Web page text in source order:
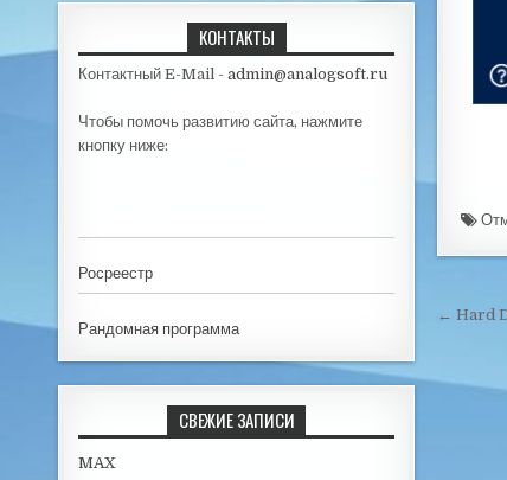
← Hard
КОНТАКТЫ
Контактный E-Mail -admin@analogsoft.ru
Чтобы помочь развитию сайта, нажмите
кнопку ниже:
Росреестр
Рандомная программа
СВЕЖИЕ ЗАПИСИ
MAX